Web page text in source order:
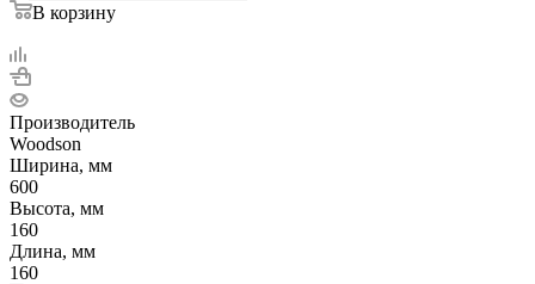
В корзину
Производитель
Woodson
Ширина, мм
600
Высота, мм
160
Длина, мм
160